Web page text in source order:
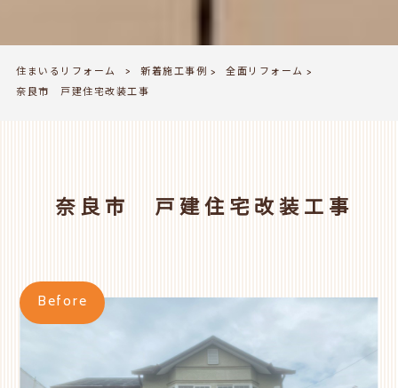
住まいるリフォーム > 新着施工事例 > 全面リフォーム >
奈良市 戸建住宅改装工事
奈良市 戸建住宅改装工事
Before